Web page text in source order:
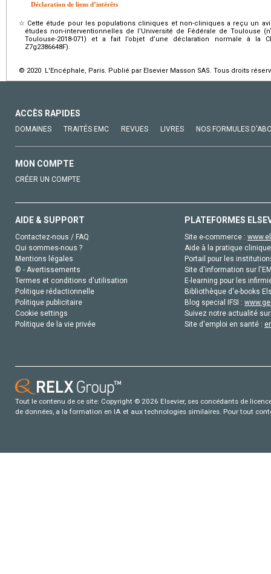
Déclaration de liens d’intérêts
☆ Cette étude pour les populations cliniques et non-cliniques a reçu un
études non-interventionnelles de l’Université de Fédérale de Toulouse (n
Toulouse-2018-071) et a fait l’objet d’une déclaration normale à la
Z7g2386648F).
© 2020 L'Encéphale, Paris. Publié par Elsevier Masson SAS. Tous droits
ACCÈS RAPIDES
DOMAINES TRAITÉS EMC REVUES LIVRES NOS FORMULES
MON COMPTE
CRÉER UN COMPTE
AIDE & SUPPORT
Contactez-nous / FAQ
Qui sommes-nous ?
Mentions légales
© - Avertissements
Termes et conditions d'utilisation
Politique rédactionnelle
Politique publicitaire
Cookie settings
Politique de la vie privée
PLATEFORMES
Site e-commerce :
Aide à la pratique
Portail pour les
Site d'information sur
E-learning pour les
Bibliothèque d'e-books
Blog special IFSI :
Suivez notre actualité
Site d'emploi en santé :
Tout le contenu de ce site: Copyright © 2026 Elsevier, ses concédants de
de données, a la formation en IA et aux technologies similaires. Pour tout